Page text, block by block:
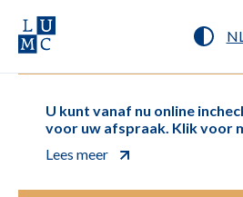
U kunt vanaf nu online
voor uw afspraak. Klik voor
Lees meer